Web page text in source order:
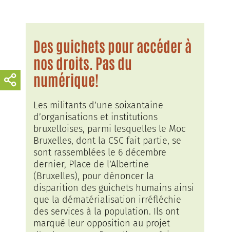
Des guichets pour accéder à
nos droits. Pas du
numérique!
Les militants d’une soixantaine
d’organisations et institutions
bruxelloises, parmi lesquelles le Moc
Bruxelles, dont la CSC fait partie, se
sont rassemblées le 6 décembre
dernier, Place de l’Albertine
(Bruxelles), pour dénoncer la
disparition des guichets humains ainsi
que la dématérialisation irréfléchie
des services à la population. Ils ont
marqué leur opposition au projet